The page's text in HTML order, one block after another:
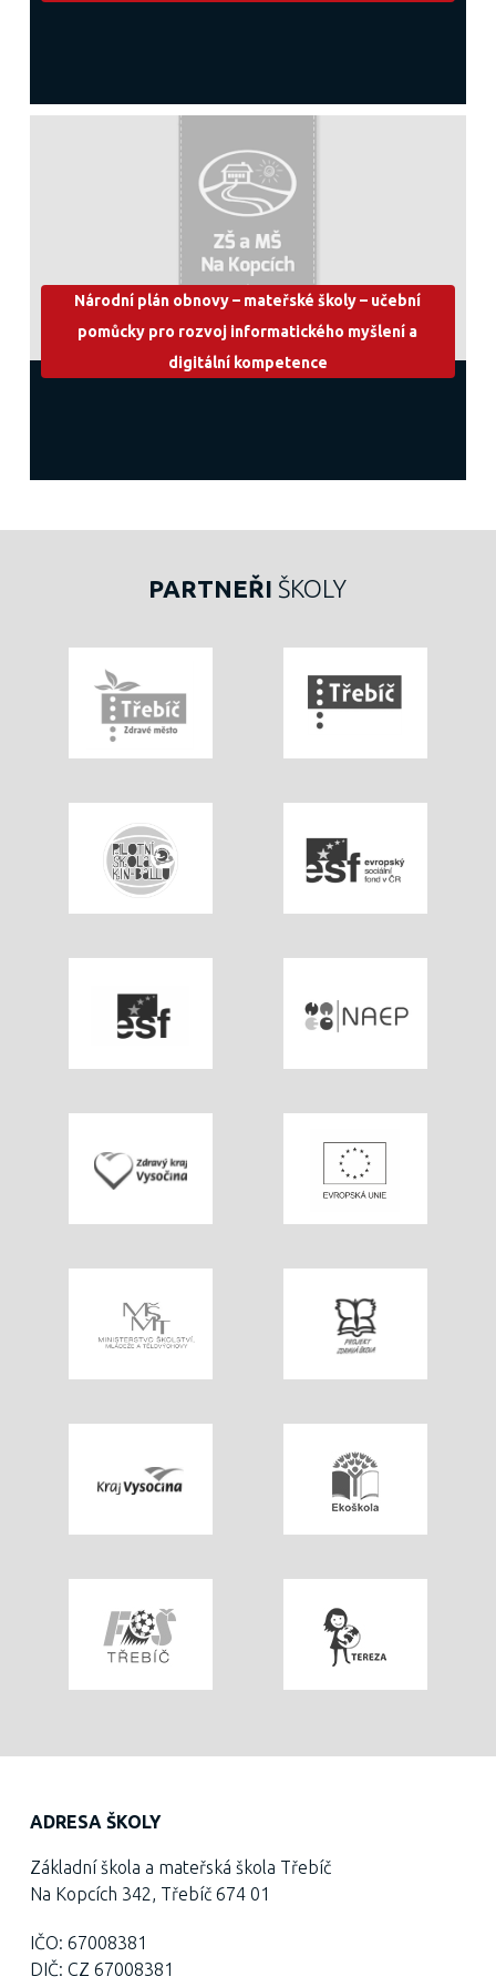
Národní plán obnovy – mateřské školy – učební
pomůcky pro rozvoj informatického myšlení a
digitální kompetence
PARTNEŘI ŠKOLY
ADRESA ŠKOLY
Základní škola a mateřská škola Třebíč
Na Kopcích 342, Třebíč 674 01
IČO: 67008381
DIČ: CZ 67008381